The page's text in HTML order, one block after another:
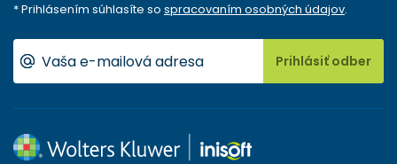
* Prihlásením súhlasíte so spracovaním osobných údajov.
Prihlásiť odber